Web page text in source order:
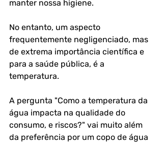
manter nossa higiene.
No entanto, um aspecto
frequentemente negligenciado, mas
de extrema importância científica e
para a saúde pública, é a
temperatura.
A pergunta "Como a temperatura da
água impacta na qualidade do
consumo, e riscos?" vai muito além
da preferência por um copo de água